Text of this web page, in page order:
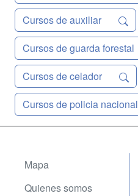
Cursos de auxiliar
Cursos de guarda forestal
Cursos de celador
Cursos de policia nacional
Mapa
Quienes somos